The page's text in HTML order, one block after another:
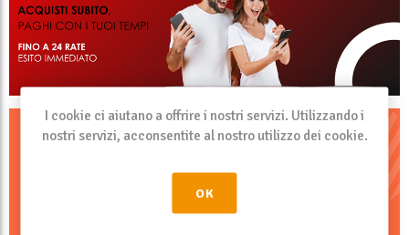
I cookie ci aiutano a offrire i nostri servizi. Utilizzando i
nostri servizi, acconsentite al nostro utilizzo dei cookie.
OK